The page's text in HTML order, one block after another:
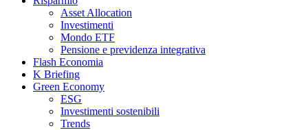
Asset Allocation
Investimenti
Mondo ETF
Pensione e previdenza integrativa
Flash Economia
K Briefing
Green Economy
ESG
Investimenti sostenibili
Trends